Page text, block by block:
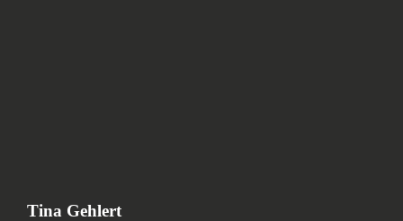
Tina Gehlert